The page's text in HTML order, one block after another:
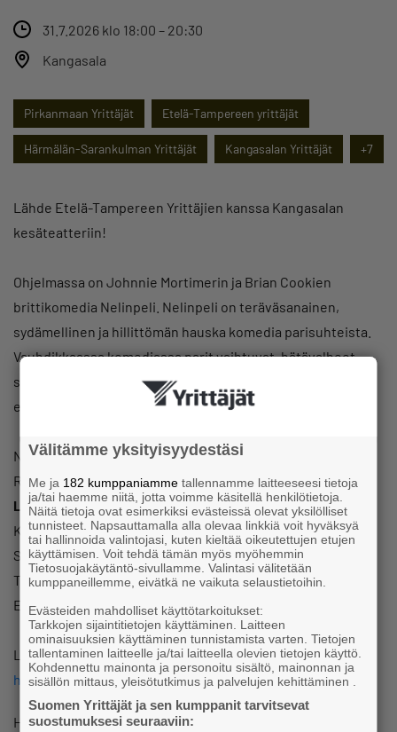
31.7.2026 klo 18:00 – 20:30
Kangasala
Pirkanmaan Yrittäjät Etelä-Tampereen yrittäjät
Härmälän-Sarankulman Yrittäjät Kangasalan Yrittäjät +7
Lähde Etelä-Tampereen Yrittäjien kanssa Kangasalan
kesäteatteriin!
Ohjelmassa on Johnnie Mortimerin ja Brian Cookien
brittikomedia Nelinpeli. Nelinpeli on teräväsanainen,
sydämellinen ja hillittömän hauska komedia parisuhteista.
Vauhdikkaassa komediassa parit vaihtuvat, hätävalheet
sinkoilevat ja tilanteet muuttuvat aina vain täpärimmiksi,
eikä yleisö ehdi naurultaan vetää henkeä.
Näytelmän ohjaaja:Esko Kovero
Rooleissa nähdään tv:stä tutut:Inna Tähkänen,Monika
Lindeman,Sami Uotila,Sampsa TuomalajaAxel Milliam
Käsikirjoitus:Johnnie MortimerjaBrian Cookie
Sovitus:Miika Muranen
Tuotanto Tapahtuma Taika Oy /NinajaTeemu Lehtilä
Esitysoikeudet Nordic Drama Corner
Lue lisää esityksestä:
https://www.kangasalankesateatteri.fi/
Hinta sisältää teatterilipun ja väliaikatarjoilun. Jos
Välitämme yksityisyydestäsi
Me ja 182 kumppaniamme tallennamme laitteeseesi tietoja
ja/tai haemme niitä, jotta voimme käsitellä henkilötietoja.
Näitä tietoja ovat esimerkiksi evästeissä olevat yksilölliset
tunnisteet. Napsauttamalla alla olevaa linkkiä voit hyväksyä
tai hallinnoida valintojasi, kuten kieltää oikeutettujen etujen
käyttämisen. Voit tehdä tämän myös myöhemmin
Tietosuojakäytäntö-sivullamme. Valintasi välitetään
kumppaneillemme, eivätkä ne vaikuta selaustietoihin.
Evästeiden mahdolliset käyttötarkoitukset:
Tarkkojen sijaintitietojen käyttäminen. Laitteen
ominaisuuksien käyttäminen tunnistamista varten. Tietojen
tallentaminen laitteelle ja/tai laitteella olevien tietojen käyttö.
Kohdennettu mainonta ja personoitu sisältö, mainonnan ja
sisällön mittaus, yleisötutkimus ja palvelujen kehittäminen .
Suomen Yrittäjät ja sen kumppanit tarvitsevat
suostumuksesi seuraaviin: